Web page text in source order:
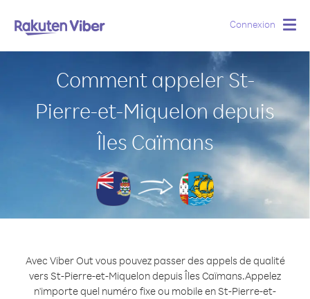
Connexion
Comment appeler St-
Pierre-et-Miquelon depuis
Îles Caïmans
Avec Viber Out vous pouvez passer des appels de qualité
vers St-Pierre-et-Miquelon depuis Îles Caïmans.Appelez
n'importe quel numéro fixe ou mobile en St-Pierre-et-